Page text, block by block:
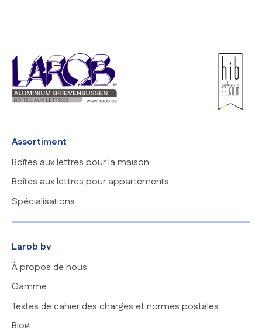
Larob bv
À propos de nous
Gamme
Textes de cahier des charges et normes postales
Assortiment
Boîtes aux lettres pour la maison
Boîtes aux lettres pour appartements
Spécialisations